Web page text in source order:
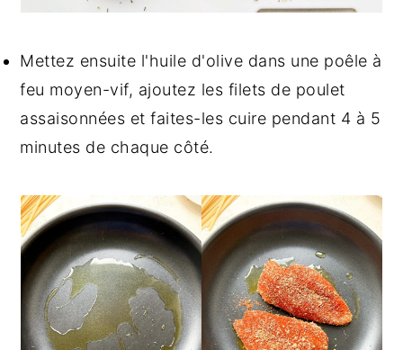
Mettez ensuite l'huile d'olive dans une poêle à
feu moyen-vif, ajoutez les filets de poulet
assaisonnées et faites-les cuire pendant 4 à 5
minutes de chaque côté.